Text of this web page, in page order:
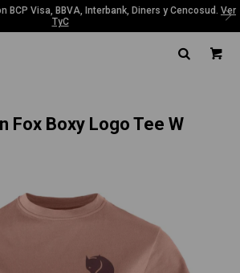
BCP Visa, BBVA, Interbank, Diners y Cencosud. Ver
TyC
Fox Boxy Logo Tee W